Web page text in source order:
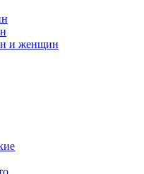
и женщин